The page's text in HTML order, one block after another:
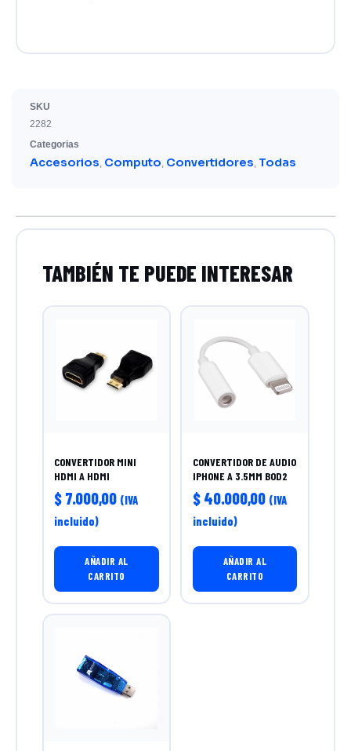
SKU
2282
Categorias
Accesorios Computo Convertidores Todas
CONVERTIDOR MINI
HDMI A HDMI
$ 7.000,00 (IVA
incluido)
AÑADIR AL
CARRITO
CONVERTIDOR DE AUDIO
IPHONE A 3.5MM BOD2
$40.000,00 (IVA
incluido)
AÑADIR AL
CARRITO